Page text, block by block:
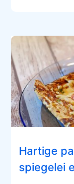
Hartige
spiegelei